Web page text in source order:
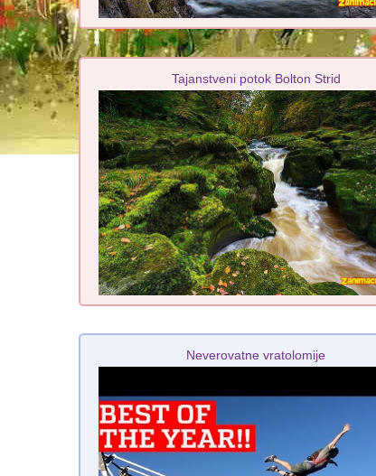
Tajanstveni potok Bolton Strid
Neverovatne vratolomije